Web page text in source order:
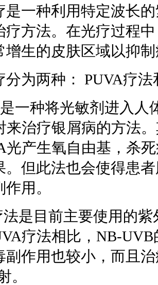
是一种利用特定波长
疗方法。在光疗过程
增生的皮肤区域以抑
分为两种： PUVA疗
一种将光敏剂进入人
来治疗银屑病的方法
光产生氧自由基，杀
。但此法也会使得患
用。
是目前主要使用的
疗法相比，NB-
副作用也较小，而且
。